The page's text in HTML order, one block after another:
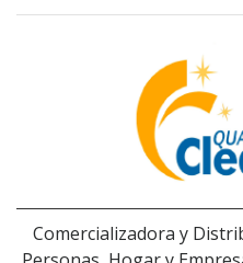
Comercializadora y